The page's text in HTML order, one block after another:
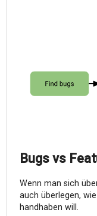
Bugs vs
Wenn man sich
auch überlegen,
handhaben will.